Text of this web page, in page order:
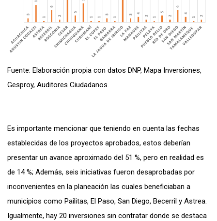
Fuente: Elaboración propia con datos DNP, Mapa Inversiones,
Gesproy, Auditores Ciudadanos.
Es importante mencionar que teniendo en cuenta las fechas
establecidas de los proyectos aprobados, estos deberían
presentar un avance aproximado del 51 %, pero en realidad es
de 14 %; Además, seis iniciativas fueron desaprobadas por
inconvenientes en la planeación las cuales beneficiaban a
municipios como Pailitas, El Paso, San Diego, Becerril y Astrea.
Igualmente, hay 20 inversiones sin contratar donde se destaca